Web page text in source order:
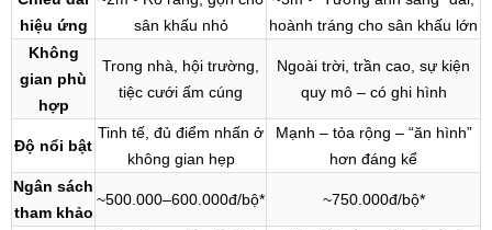
hiệu ứng
sân khấu nhỏ
hoành tráng cho sân khấu lớn
Không
gian phù
hợp
Trong nhà, hội trường,
tiệc cưới ấm cúng
Ngoài trời, trần cao, sự kiện
quy mô – có ghi hình
Độ nổi bật
Tinh tế, đủ điểm nhấn ở
không gian hẹp
Mạnh – tỏa rộng – “ăn hình”
hơn đáng kể
Ngân sách
tham khảo
~500.000–600.000đ/bộ* ~750.000đ/bộ*